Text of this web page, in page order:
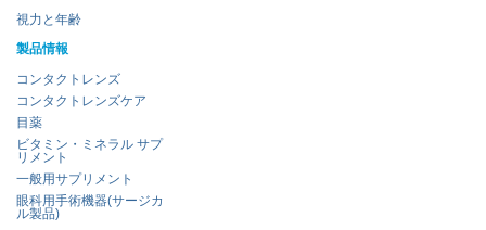
視力と年齢
製品情報
コンタクトレンズ
コンタクトレンズケア
目薬
ビタミン・ミネラル サプ
リメント
一般用サプリメント
眼科用手術機器(サージカ
ル製品)